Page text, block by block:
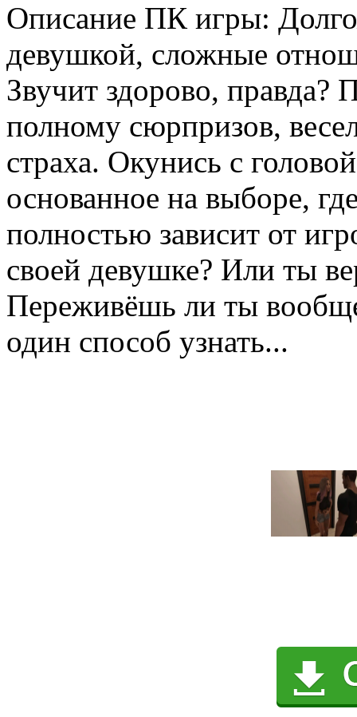
Описание ПК игры:
девушкой, сложные
Звучит здорово, правда?
полному сюрпризов,
страха. Окунись с
основанное на выборе,
полностью зависит от
своей девушке? Или ты
Переживёшь ли ты
один способ узнать..​.